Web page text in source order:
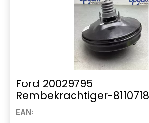
Ford 20029795
Rembekrachtiger-8110718
EAN: